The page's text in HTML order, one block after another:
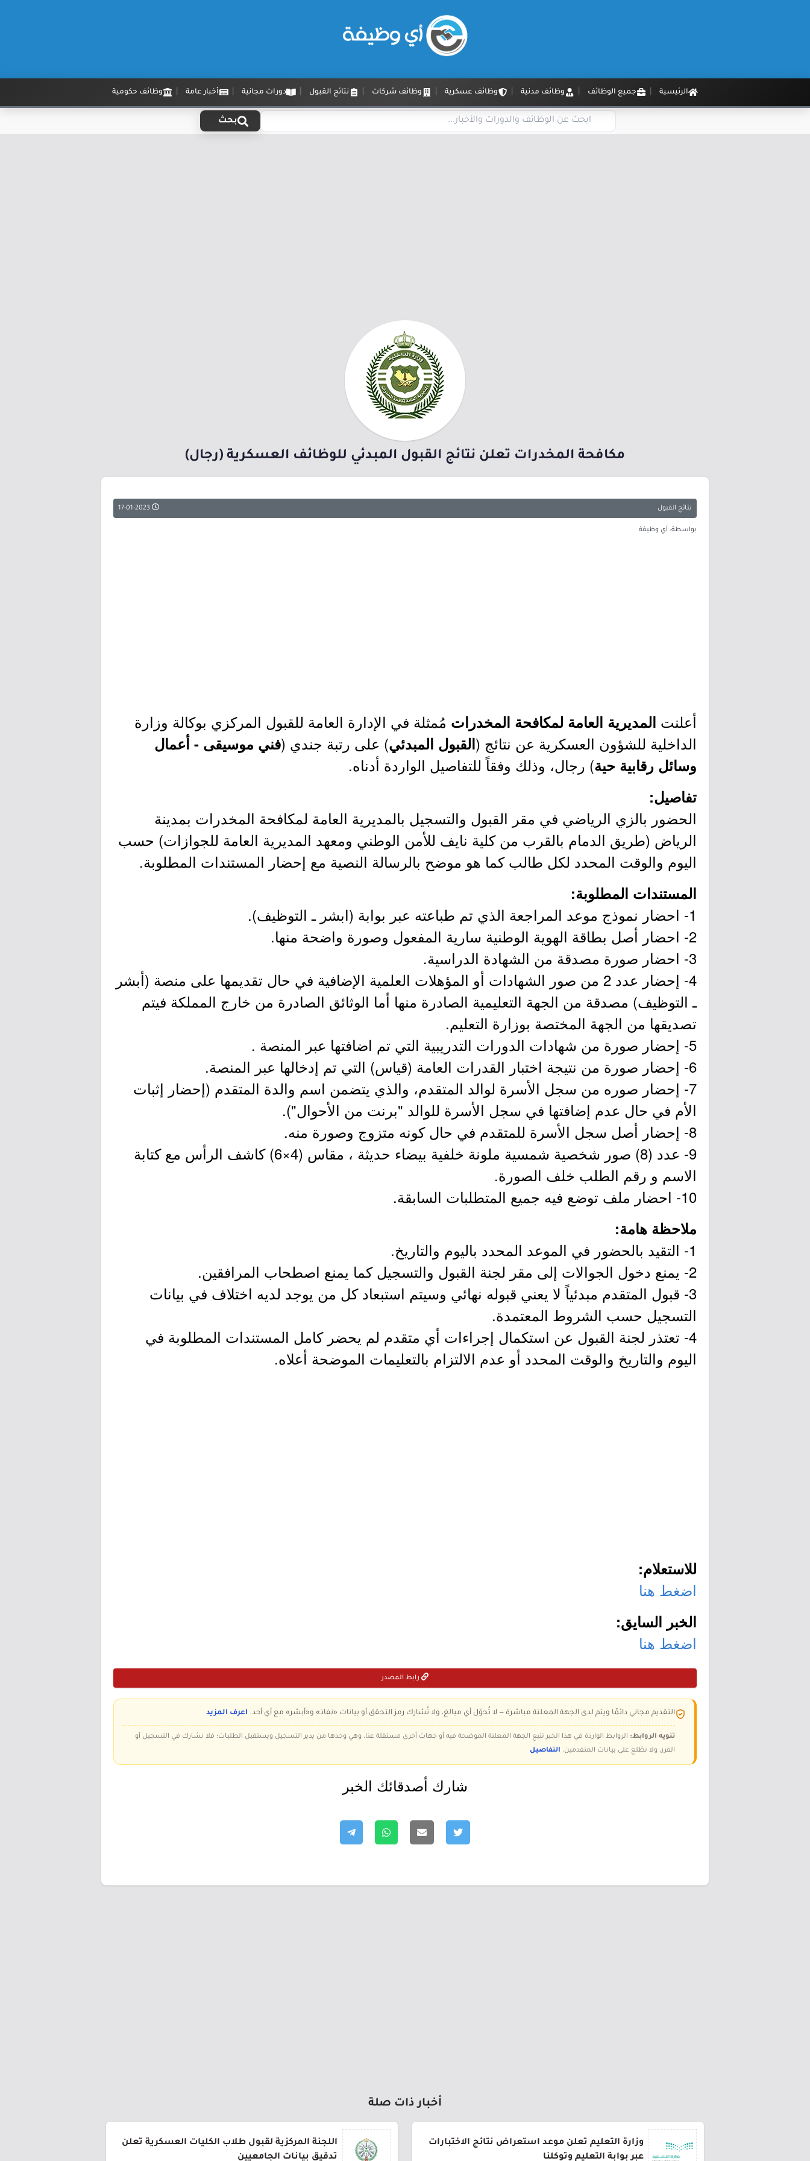
الرئيسية جميع الوظائف وظائف مدنية وظائف عسكرية وظائف شركات نتائج القبول دورات مجانية أخبار عامة وظائف حكومية
بحث
مكافحة المخدرات تعلن نتائج القبول المبدئي للوظائف العسكرية (رجال)
نتائج القبول
بواسطة: أي وظيفة
أعلنت المديرية العامة لمكافحة المخدرات مُمثلة في الإدارة العامة للقبول المركزي بوكالة وزارة
الداخلية للشؤون العسكرية عن نتائج (القبول المبدئي) على رتبة جندي (فني موسيقى - أعمال
وسائل رقابية حية) رجال، وذلك وفقاً للتفاصيل الواردة أدناه.
تفاصيل:
الحضور بالزي الرياضي في مقر القبول والتسجيل بالمديرية العامة لمكافحة المخدرات بمدينة
الرياض (طريق الدمام بالقرب من كلية نايف للأمن الوطني ومعهد المديرية العامة للجوازات) حسب
اليوم والوقت المحدد لكل طالب كما هو موضح بالرسالة النصية مع إحضار المستندات المطلوبة.
المستندات المطلوبة:
1- احضار نموذج موعد المراجعة الذي تم طباعته عبر بوابة (ابشر ـ التوظيف).
2- احضار أصل بطاقة الهوية الوطنية سارية المفعول وصورة واضحة منها.
3- احضار صورة مصدقة من الشهادة الدراسية.
4- إحضار عدد 2 من صور الشهادات أو المؤهلات العلمية الإضافية في حال تقديمها على منصة (أبشر
ـ التوظيف) مصدقة من الجهة التعليمية الصادرة منها أما الوثائق الصادرة من خارج المملكة فيتم
تصديقها من الجهة المختصة بوزارة التعليم.
5- إحضار صورة من شهادات الدورات التدريبية التي تم اضافتها عبر المنصة .
6- إحضار صورة من نتيجة اختبار القدرات العامة (قياس) التي تم إدخالها عبر المنصة.
7- إحضار صوره من سجل الأسرة لوالد المتقدم، والذي يتضمن اسم والدة المتقدم (إحضار إثبات
الأم في حال عدم إضافتها في سجل الأسرة للوالد "برنت من الأحوال").
8- إحضار أصل سجل الأسرة للمتقدم في حال كونه متزوج وصورة منه.
9- عدد (8) صور شخصية شمسية ملونة خلفية بيضاء حديثة ، مقاس (4×6) كاشف الرأس مع كتابة
الاسم و رقم الطلب خلف الصورة.
10- احضار ملف توضع فيه جميع المتطلبات السابقة.
ملاحظة هامة:
1- التقيد بالحضور في الموعد المحدد باليوم والتاريخ.
2- يمنع دخول الجوالات إلى مقر لجنة القبول والتسجيل كما يمنع اصطحاب المرافقين.
3- قبول المتقدم مبدئياً لا يعني قبوله نهائي وسيتم استبعاد كل من يوجد لديه اختلاف في بيانات
التسجيل حسب الشروط المعتمدة.
4- تعتذر لجنة القبول عن استكمال إجراءات أي متقدم لم يحضر كامل المستندات المطلوبة في
اليوم والتاريخ والوقت المحدد أو عدم الالتزام بالتعليمات الموضحة أعلاه.
للاستعلام:
اضغط هنا
الخبر السايق:
اضغط هنا
رابط المصدر
التقديم مجاني دائمًا ويتم لدى الجهة المعلنة مباشرة — لا تُحوّل أي مبالغ، ولا تُشارك رمز التحقق أو بيانات «نفاذ» و«أبشر» مع أي أحد. اعرف المزيد
تنويه الروابط: الروابط الواردة في هذا الخبر تتبع الجهة المعلنة الموضحة فيه أو جهات أخرى مستقلة عنا، وهي وحدها من يدير التسجيل ويستقبل الطلبات؛ فلا نشارك في التسجيل أو
الفرز، ولا نطّلع على بيانات المتقدمين. التفاصيل
شارك أصدقائك الخبر
أخبار ذات صلة
وزارة التعليم تعلن موعد استعراض نتائج الاختبارات
عبر بوابة التعليم وتوكلنا
اللجنة المركزية لقبول طلاب الكليات العسكرية تعلن
تدقيق بيانات الجامعيين